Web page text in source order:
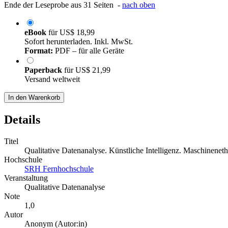
Ende der Leseprobe aus 31 Seiten - nach oben
eBook fürUS$ 18,99
Sofort herunterladen. Inkl. MwSt.
Format: PDF – für alle Geräte
Paperback fürUS$ 21,99
Versand weltweit
In den Warenkorb
Details
Titel
Qualitative Datenanalyse. Künstliche Intelligenz.
Hochschule
SRH Fernhochschule
Veranstaltung
Qualitative Datenanalyse
Note
1,0
Autor
Anonym (Autor:in)